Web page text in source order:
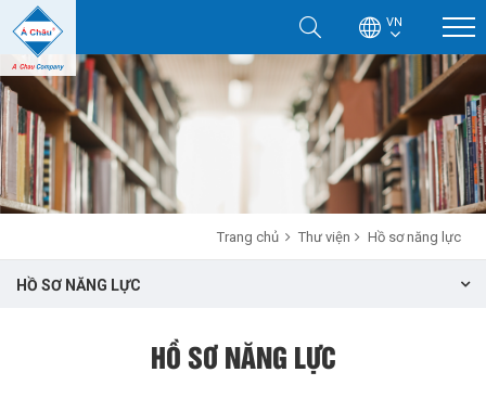
VN
Trang chủ Thư viện Hồ sơ năng lực
HỒ SƠ NĂNG LỰC
HỒ SƠ NĂNG LỰC